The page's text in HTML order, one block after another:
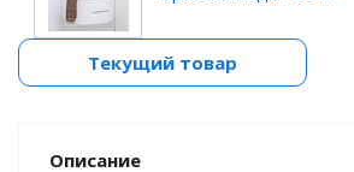
Текущий товар
Описание